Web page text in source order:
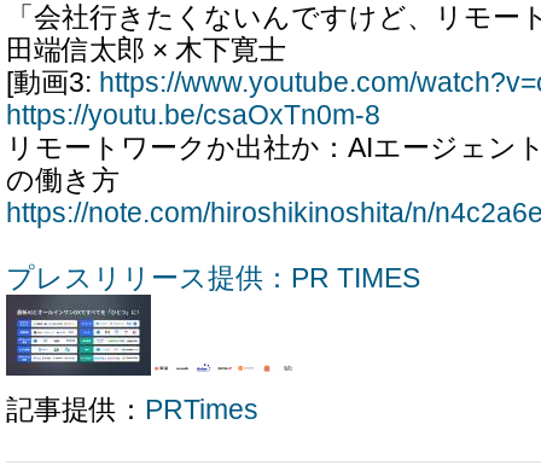
「会社行きたくないんですけど、リモー
田端信太郎 × 木下寛士
[動画3: https://www.youtube.com/
https://youtu.be/csaOxTn0m-8
リモートワークか出社か：AIエージェン
の働き方
https://note.com/hiroshikinoshita/n/
プレスリリース提供：PR TIMES
記事提供： PRTimes